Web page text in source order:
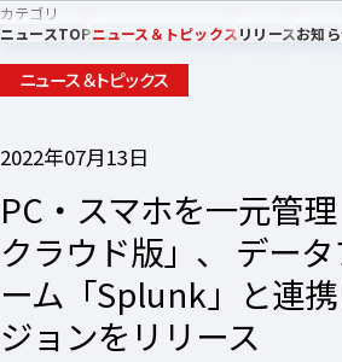
カテゴリ
ニュースTOPニュース＆トピックスリリースお知
ニュース＆トピックス
2022年07月13日
PC・スマホを一元管
クラウド版」、 デー
ーム「Splunk」と連
ジョンをリリース